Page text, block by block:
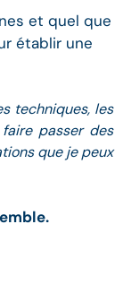
et quel que
établir une
techniques, les
passer des
que je peux